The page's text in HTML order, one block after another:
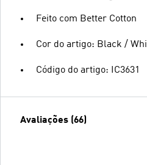
Feito com Better Cotton
Cor do artigo: Black /
Código do artigo: IC3631
Avaliações (66)